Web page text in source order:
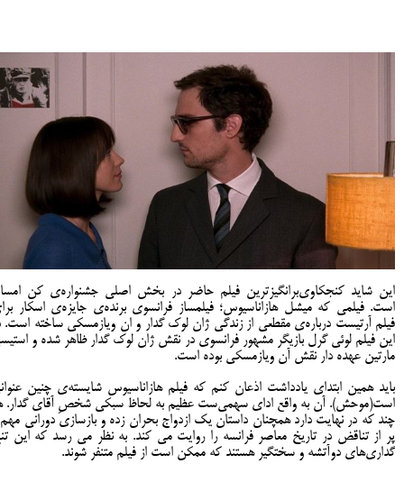
این شاید کنجکاوی‌برانگیزترین فیلم حاضر در بخش اصلی جشنواره‌ی کن
است. فیلمی که میشل هازاناسیوس؛ فیلمساز فرانسوی برنده‌ی جایزه‌ی اسکار
فیلم آرتیست درباره‌ی مقطعی از زندگی ژان لوک گدار و ان ویازمسکی ساخته است.
این فیلم لوئی گرل بازیگر مشهور فرانسوی در نقش ژان لوک گدار ظاهر شده و
مارتین عهده دار نقش آن ویازمسکی بوده است.
باید همین ابتدای یادداشت اذعان کنم که فیلم هازاناسیوس شایسته‌ی چنین
است(موحش). آن به واقع ادای سهمی‌ست عظیم به لحاظ سبکی شخصِ آقای گدار.
چند که در نهایت دارد همچنان داستان یک ازدواج بحران زده و بازسازی دورانی
پر از تناقض در تاریخ معاصر فرانسه را روایت می کند. به نظر می رسد که این
گداری‌های دوآتشه‌ و سختگیر هستند که ممکن است از فیلم متنفر شوند.